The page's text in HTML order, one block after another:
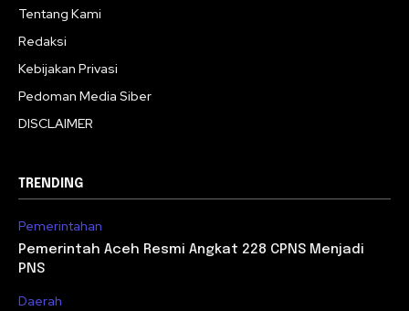
Tentang Kami
Redaksi
Kebijakan Privasi
Pedoman Media Siber
DISCLAIMER
TRENDING
Pemerintahan
Pemerintah Aceh Resmi Angkat 228 CPNS Menjadi
PNS
Daerah